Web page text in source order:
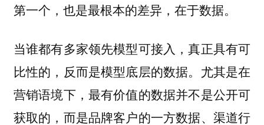
第一个，也是最根本的差异，在于数据。
当谁都有多家领先模型可接入，真正具有可
比性的，反而是模型底层的数据。尤其是在
营销语境下，最有价值的数据并不是公开可
获取的，而是品牌客户的一方数据、渠道行